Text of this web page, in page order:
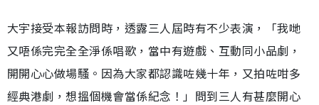
大宇接受本報訪問時，透露三人屆時有不少表演，「我哋
又唔係完完全全淨係唱歌，當中有遊戲、互動同小品劇，
開開心心做場騷。因為大家都認識咗幾十年，又拍咗咁多
經典港劇，想搵個機會當係紀念！」問到三人有甚麼開心